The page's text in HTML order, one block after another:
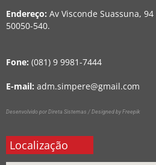
Endereço: Av Visconde Suassuna, 94
50050-540.
Fone: (081) 9 9981-7444
E-mail: adm.simpere@gmail.com
Desenvolvido por Direta Sistemas / Designed by Freepik
Localização